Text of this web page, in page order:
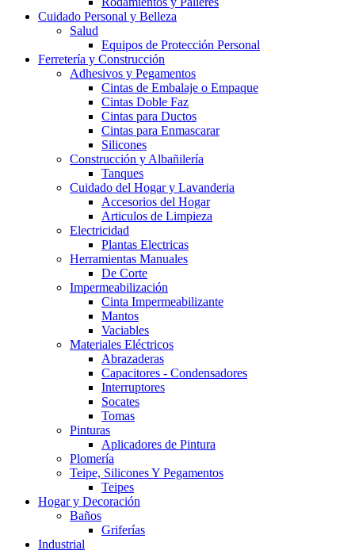
Cuidado Personal y Belleza
Salud
Equipos de Protección Personal
Ferretería y Construcción
Adhesivos y Pegamentos
Cintas de Embalaje o Empaque
Cintas Doble Faz
Cintas para Ductos
Cintas para Enmascarar
Silicones
Construcción y Albañilería
Tanques
Cuidado del Hogar y Lavanderia
Accesorios del Hogar
Articulos de Limpieza
Electricidad
Plantas Electricas
Herramientas Manuales
De Corte
Impermeabilización
Cinta Impermeabilizante
Mantos
Vaciables
Materiales Eléctricos
Abrazaderas
Capacitores - Condensadores
Interruptores
Socates
Tomas
Pinturas
Aplicadores de Pintura
Plomería
Teipe, Silicones Y Pegamentos
Teipes
Hogar y Decoración
Baños
Griferías
Industrial